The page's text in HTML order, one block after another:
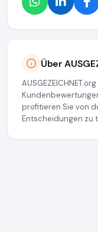
Über
profitieren Sie von
Entscheidungen zu